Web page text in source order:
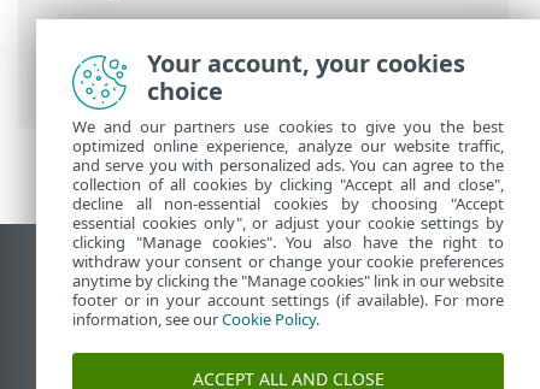
ESET Online-Hilfe>ESET Bridge>Erste
Schritte> Installation mit dem Task
„Software-Installation“
Desktop-Site anzeigen
End of Life
ESET Knowledgebase
ESET-Forum
Your account, your cookies
choice
We and our partners use cookies to give you the best
optimized online experience, analyze our website traffic,
and serve you with personalized ads. You can agree to the
collection of all cookies by clicking "Accept all and close",
decline all non-essential cookies by choosing "Accept
essential cookies only", or adjust your cookie settings by
clicking "Manage cookies". You also have the right to
withdraw your consent or change your cookie preferences
anytime by clicking the "Manage cookies" link in our website
footer or in your account settings (if available). For more
information, see ourCookie Policy.
ACCEPT ALL AND CLOSE